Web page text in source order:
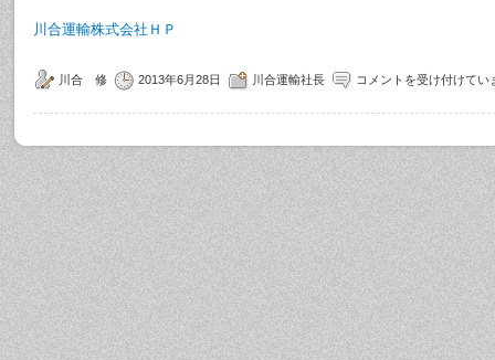
川合運輸株式会社ＨＰ
川合 修 2013年6月28日 川合運輸社長 コメントを受け付けてい